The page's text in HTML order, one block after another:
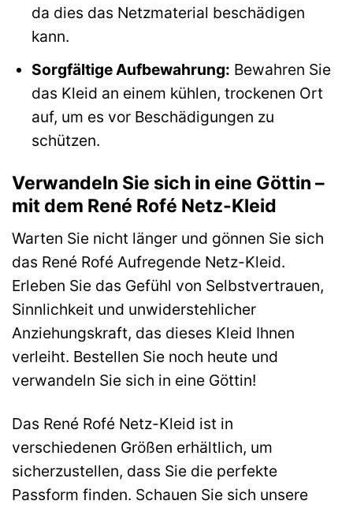
da dies das Netzmaterial beschädigen
kann.
Sorgfältige Aufbewahrung: Bewahren Sie
das Kleid an einem kühlen, trockenen Ort
auf, um es vor Beschädigungen zu
schützen.
Verwandeln Sie sich in eine Göttin –
mit dem René Rofé Netz-Kleid
Warten Sie nicht länger und gönnen Sie sich
das René Rofé Aufregende Netz-Kleid.
Erleben Sie das Gefühl von Selbstvertrauen,
Sinnlichkeit und unwiderstehlicher
Anziehungskraft, das dieses Kleid Ihnen
verleiht. Bestellen Sie noch heute und
verwandeln Sie sich in eine Göttin!
Das René Rofé Netz-Kleid ist in
verschiedenen Größen erhältlich, um
sicherzustellen, dass Sie die perfekte
Passform finden. Schauen Sie sich unsere